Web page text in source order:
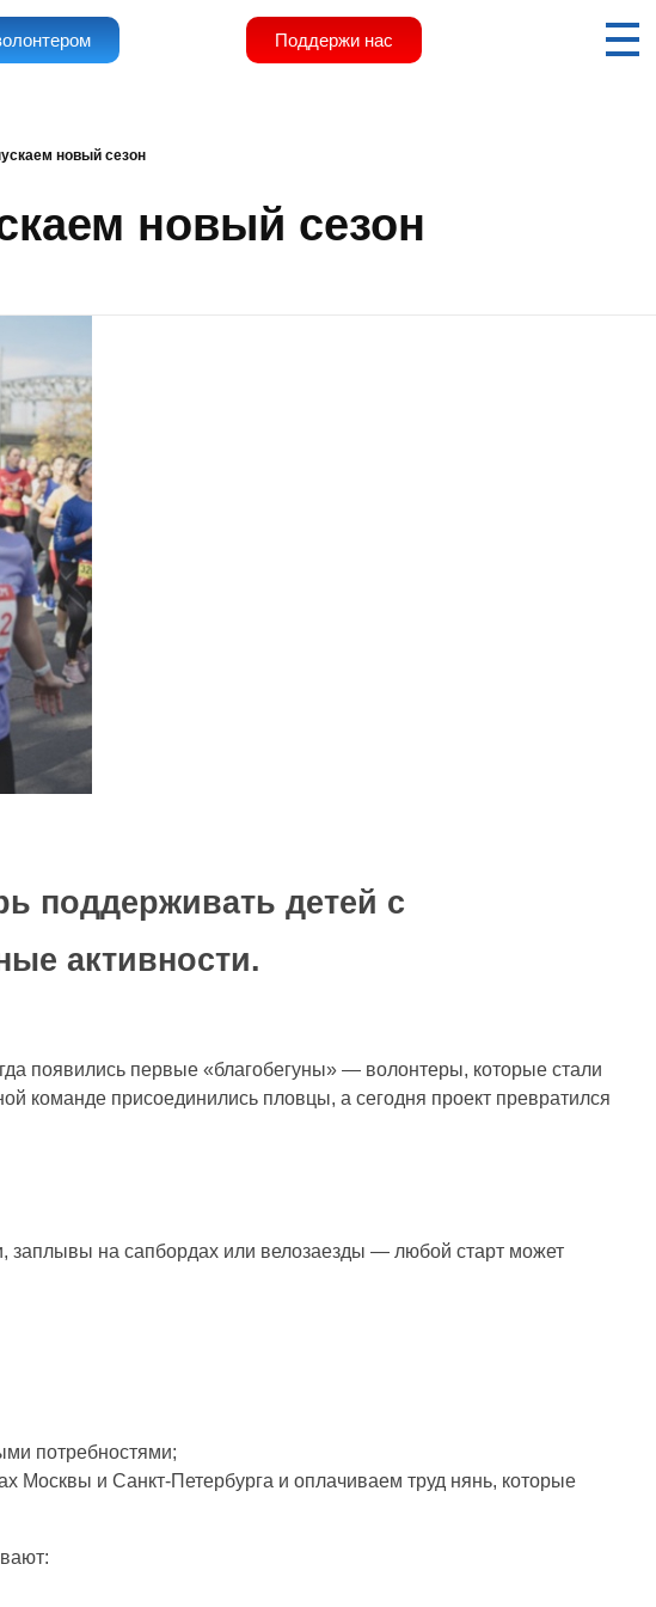
Поддержи нас
новый сезон
новый сезон
поддерживать детей с
активности.
появились первые «благобегуны» — волонтеры, которые стали
команде присоединились пловцы, а сегодня проект превратился
заплывы на сапбордах или велозаезды — любой старт может
потребностями;
Москвы и Санкт-Петербурга и оплачиваем труд нянь, которые